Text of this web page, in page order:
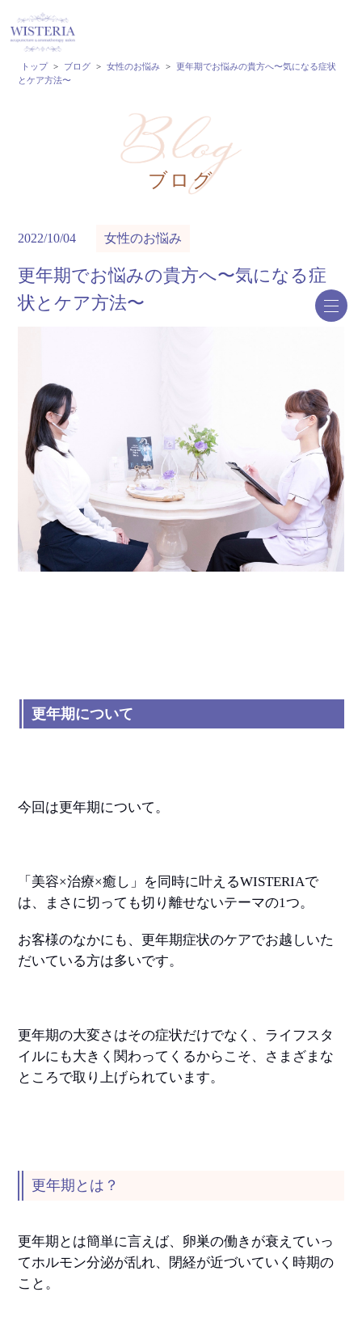
トップ > ブログ > 女性のお悩み >
更年期でお悩みの貴方へ〜気になる症状
とケア方法〜
ブログ
2022/10/04 女性のお悩み
更年期でお悩みの貴方へ〜気になる症
状とケア方法〜
更年期について
今回は更年期について。
「美容×治療×癒し」を同時に叶えるWISTERIAで
は、まさに切っても切り離せないテーマの1つ。
お客様のなかにも、更年期症状のケアでお越しいた
だいている方は多いです。
更年期の大変さはその症状だけでなく、ライフスタ
イルにも大きく関わってくるからこそ、さまざまな
ところで取り上げられています。
更年期とは？
更年期とは簡単に言えば、卵巣の働きが衰えていっ
てホルモン分泌が乱れ、閉経が近づいていく時期の
こと。